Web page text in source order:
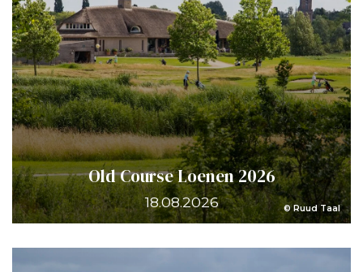
© Ruud Taal
Old Course Loenen 2026
18.08.2026